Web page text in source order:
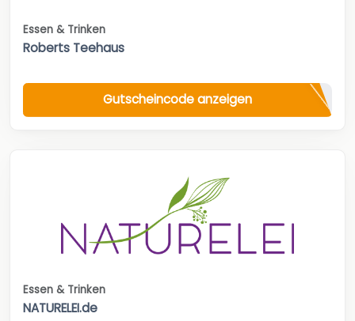
Essen & Trinken
Roberts Teehaus
Gutscheincode anzeigen
Essen & Trinken
NATURELEI.de